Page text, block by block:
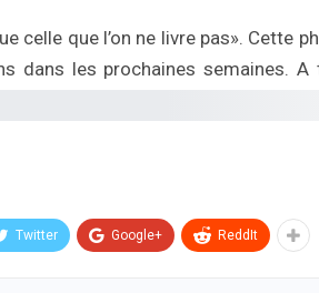
celle que l’on ne livre pas». Cette
dans les prochaines semaines. A
Twitter Google+ ReddIt